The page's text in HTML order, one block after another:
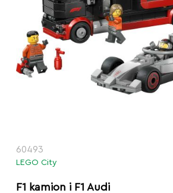
60493
LEGO City
F1 kamion i F1 Audi